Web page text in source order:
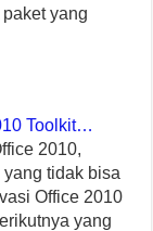
yang
Toolkit…
2010,
tidak bisa
Office 2010
yang